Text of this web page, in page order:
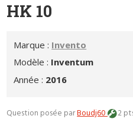
HK 10
Marque : Invento
Modèle : Inventum
Année : 2016
Question posée parBoudj60 2